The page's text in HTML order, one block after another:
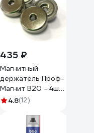
435 ₽
Магнитный
держатель Проф-
Магнит B20 - 4шт.
PMYP-B-20
4.8(12)